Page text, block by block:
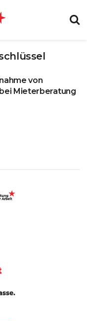
von
Mieterberatung